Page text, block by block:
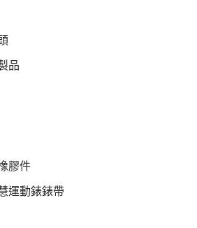
品
膠件
運動錶錶帶